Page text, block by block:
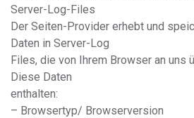
Server-Log-Files
Der Seiten-Provider erhebt und
Daten in Server-Log
Files, die von Ihrem Browser an uns
Diese Daten
enthalten:
– Browsertyp/ Browserversion